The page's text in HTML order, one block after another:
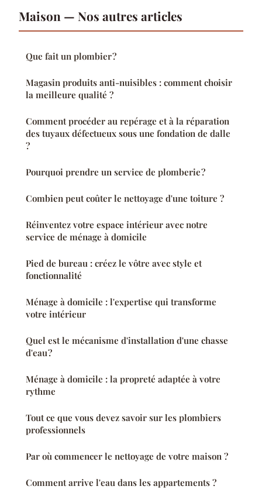
Maison — Nos autres articles
Que fait un plombier ?
Magasin produits anti-nuisibles : comment choisir
la meilleure qualité ?
Comment procéder au repérage et à la réparation
des tuyaux défectueux sous une fondation de dalle
?
Pourquoi prendre un service de plomberie ?
Combien peut coûter le nettoyage d'une toiture ?
Réinventez votre espace intérieur avec notre
service de ménage à domicile
Pied de bureau : créez le vôtre avec style et
fonctionnalité
Ménage à domicile : l'expertise qui transforme
votre intérieur
Quel est le mécanisme d'installation d'une chasse
d'eau ?
Ménage à domicile : la propreté adaptée à votre
rythme
Tout ce que vous devez savoir sur les plombiers
professionnels
Par où commencer le nettoyage de votre maison ?
Comment arrive l'eau dans les appartements ?